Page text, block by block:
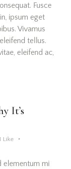
Fusce
ipsum eget
Vivamus
tellus.
eleifend ac,
It’s
Like
elementum mi